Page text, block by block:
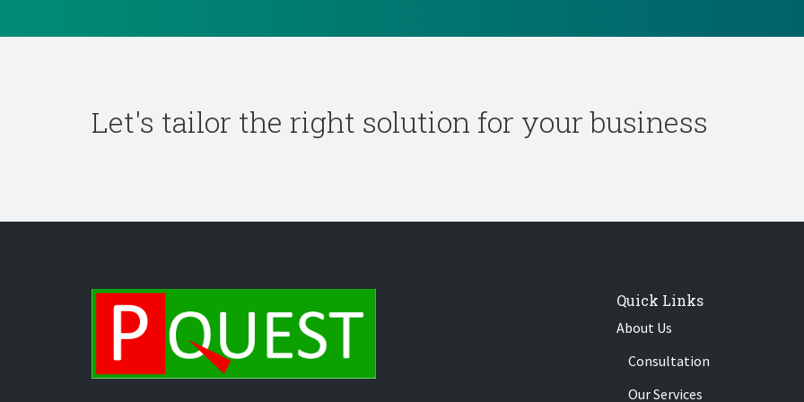
Let's tailor the right solution for your business
Quick Links
About Us
Consultation
Our Services